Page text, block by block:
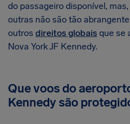
do passageiro disponível,
outras não são tão
outros direitos globaisque se
Nova York JF Kennedy.
Que voos do
Kennedy são